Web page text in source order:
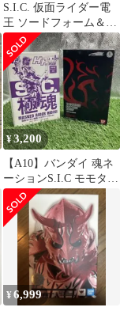
S.I.C. 仮面ライダー電
王 ソードフォーム＆モ
モタロス
¥3,200
【A10】バンダイ 魂ネ
ーションS.I.C モモタロ
ス未契約バージョンセ
ット
¥6,999